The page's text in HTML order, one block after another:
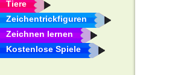
Tiere
Zeichentrickfiguren
Zeichnen lernen
Kostenlose Spiele